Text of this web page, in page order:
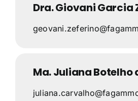
Dra. Giovani Garcia
Ma. Juliana Botelho